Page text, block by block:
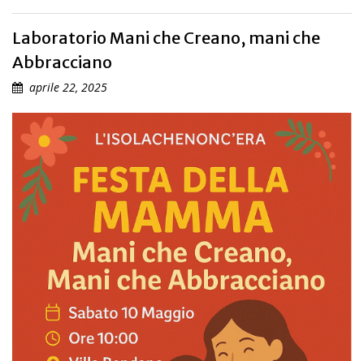
Laboratorio Mani che Creano, mani che
Abbracciano
aprile 22, 2025